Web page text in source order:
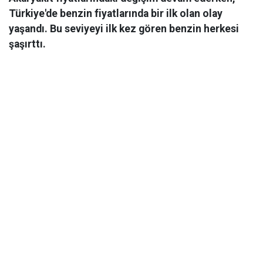
Türkiye'de benzin fiyatlarında bir ilk olan olay
yaşandı. Bu seviyeyi ilk kez gören benzin herkesi
şaşırttı.